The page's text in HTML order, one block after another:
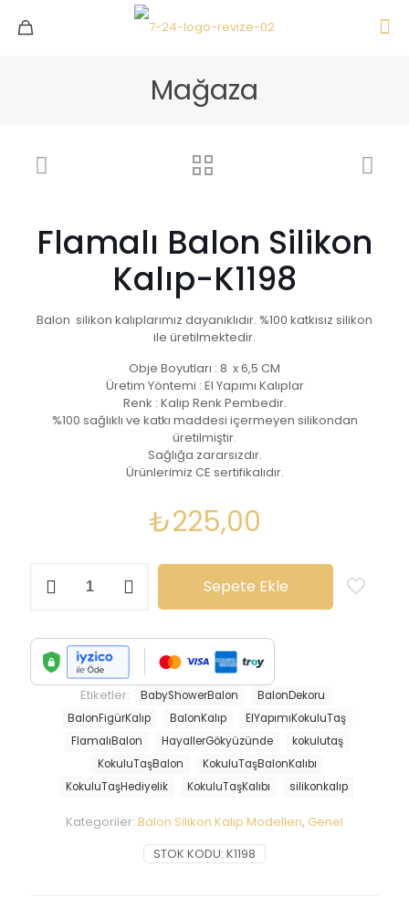
Mağaza
Flamalı Balon Silikon
Kalıp-K1198
Balon silikon kalıplarımız dayanıklıdır. %100 katkısız silikon
ile üretilmektedir.
Obje Boyutları : 8 x 6,5 CM
Üretim Yöntemi : El Yapımı Kalıplar
Renk : Kalıp Renk Pembedir.
%100 sağlıklı ve katkı maddesi içermeyen silikondan
üretilmiştir.
Sağlığa zararsızdır.
Ürünlerimiz CE sertifikalıdır.
₺225,00
Balon
K1198
adet
Sepete Ekle
STOK KODU: K1198
Kategoriler: Balon Silikon Kalıp Modelleri, Genel
Etiketler: BabyShowerBalon
BalonDekoru
BalonFigürKalıp
BalonKalıp
ElYapımıKokuluTaş
FlamalıBalon
HayallerGökyüzünde
kokulutaş
KokuluTaşBalon
KokuluTaşBalonKalıbı
KokuluTaşHediyelik
KokuluTaşKalıbı silikonkalıp